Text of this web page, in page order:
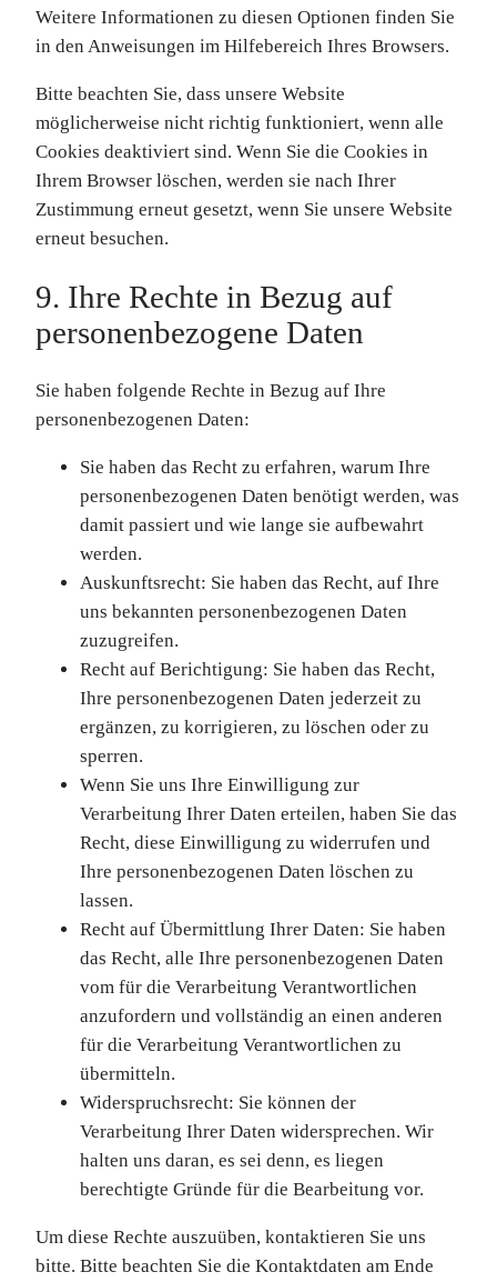
Weitere Informationen zu diesen Optionen finden Sie
in den Anweisungen im Hilfebereich Ihres Browsers.
Bitte beachten Sie, dass unsere Website
möglicherweise nicht richtig funktioniert, wenn alle
Cookies deaktiviert sind. Wenn Sie die Cookies in
Ihrem Browser löschen, werden sie nach Ihrer
Zustimmung erneut gesetzt, wenn Sie unsere Website
erneut besuchen.
9. Ihre Rechte in Bezug auf
personenbezogene Daten
Sie haben folgende Rechte in Bezug auf Ihre
personenbezogenen Daten:
Sie haben das Recht zu erfahren, warum Ihre
personenbezogenen Daten benötigt werden, was
damit passiert und wie lange sie aufbewahrt
werden.
Auskunftsrecht: Sie haben das Recht, auf Ihre
uns bekannten personenbezogenen Daten
zuzugreifen.
Recht auf Berichtigung: Sie haben das Recht,
Ihre personenbezogenen Daten jederzeit zu
ergänzen, zu korrigieren, zu löschen oder zu
sperren.
Wenn Sie uns Ihre Einwilligung zur
Verarbeitung Ihrer Daten erteilen, haben Sie das
Recht, diese Einwilligung zu widerrufen und
Ihre personenbezogenen Daten löschen zu
lassen.
Recht auf Übermittlung Ihrer Daten: Sie haben
das Recht, alle Ihre personenbezogenen Daten
vom für die Verarbeitung Verantwortlichen
anzufordern und vollständig an einen anderen
für die Verarbeitung Verantwortlichen zu
übermitteln.
Widerspruchsrecht: Sie können der
Verarbeitung Ihrer Daten widersprechen. Wir
halten uns daran, es sei denn, es liegen
berechtigte Gründe für die Bearbeitung vor.
Um diese Rechte auszuüben, kontaktieren Sie uns
bitte. Bitte beachten Sie die Kontaktdaten am Ende